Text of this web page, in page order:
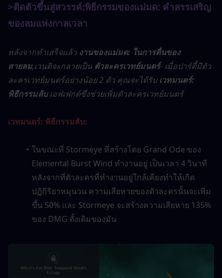
>ติดตัวขึ้นสู่สวรรค์:พิธีกรรมของแม่มด: คำสรรเสริญ
ของลมแห่งกาลเวลา
หลังจากทำเสร็จแล้ว งานของแม่มด: ในการตื่นของ
สายลม,เวนติจะกลายเป็น ตัวละครเวทย์มนตร์- เมื่อปาร์ตี้มีตัว
ละครเวทย์มนตร์อย่างน้อย 2 ตัว คุณจะได้รับ เวทมนตร์:
พิธีกรรมลับ เอฟเฟกต์ซึ่งช่วยเพิ่มตัวละครเวทย์มนตร์
เวทมนตร์: พิธีกรรมลับ:
ในขณะที่ Stormeye ที่สร้างโดย Grand Ode ของ
Elemental Burst Wind ทำงานอยู่ เป็นเวลา 4 วินาที
หลังจากที่ตัวละครที่ทำงานอยู่ใกล้เคียงทำให้เกิด
ปฏิกิริยาหมุนวน ความเสียหายของตัวละครนั้นจะเพิ่ม
ขึ้น 50% และ Stormeye จะสร้างความเสียหาย 135%
ของ DMG ดั้งเดิมของมัน